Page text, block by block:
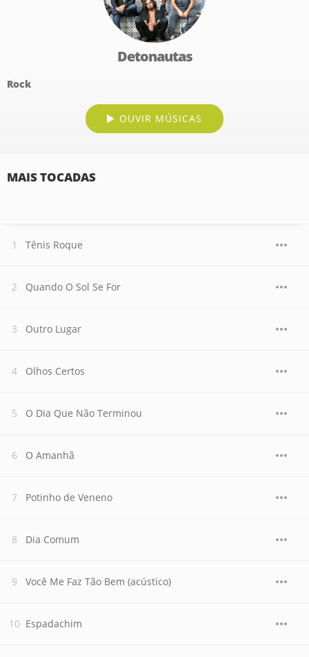
Detonautas
Rock
OUVIR MÚSICAS
MAIS TOCADAS
Tênis Roque
Quando O Sol Se For
Outro Lugar
Olhos Certos
O Dia Que Não Terminou
O Amanhã
Potinho de Veneno
Dia Comum
Você Me Faz Tão Bem (acústico)
Espadachim